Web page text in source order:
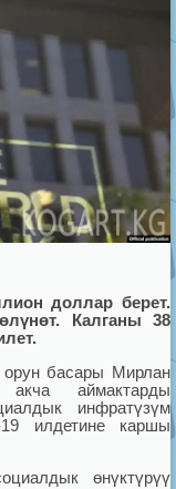
доллар берет.
Калганы 38
басары Мирлан
аймактарды
инфратүзүм
19 илдетине каршы
өнүктүрүү